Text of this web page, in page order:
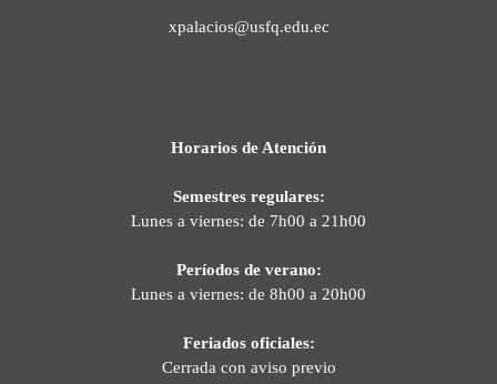
xpalacios@usfq.edu.ec
Horarios de Atención
Semestres regulares:
Lunes a viernes: de 7h00 a 21h00
Períodos de verano:
Lunes a viernes: de 8h00 a 20h00
Feriados oficiales:
Cerrada con aviso previo